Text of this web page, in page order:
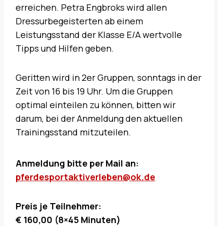
erreichen. Petra Engbroks wird allen
Dressurbegeisterten ab einem
Leistungsstand der Klasse E/A wertvolle
Tipps und Hilfen geben.
Geritten wird in 2er Gruppen, sonntags in der
Zeit von 16 bis 19 Uhr. Um die Gruppen
optimal einteilen zu können, bitten wir
darum, bei der Anmeldung den aktuellen
Trainingsstand mitzuteilen.
Anmeldung bitte per Mail an:
pferdesportaktiverleben@ok.de
Preis je Teilnehmer:
€ 160,00 (8×45 Minuten)